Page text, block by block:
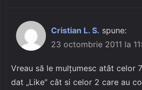
Cristian L. S. spune:
23 octombrie 2011 la
Vreau să le mulțumesc atât celor
dat „Like” cât si celor 2 care au